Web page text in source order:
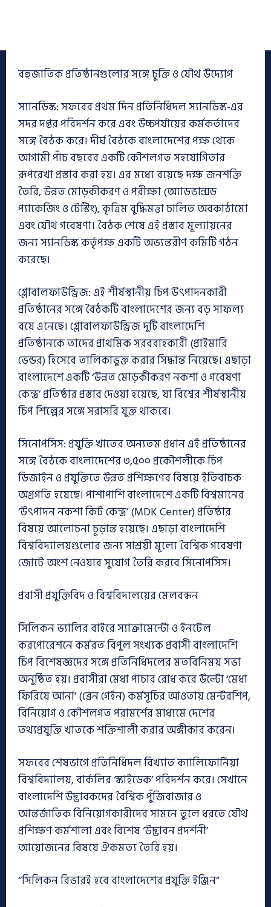
বহুজাতিক প্রতিষ্ঠানগুলোর সঙ্গে চুক্তি ও যৌথ উদ্যোগ
স্যানডিস্ক: সফরের প্রথম দিন প্রতিনিধিদল স্যানডিস্ক-এর
সদর দপ্তর পরিদর্শন করে এবং উচ্চপর্যায়ের কর্মকর্তাদের
সঙ্গে বৈঠক করে। দীর্ঘ বৈঠকে বাংলাদেশের পক্ষ থেকে
আগামী পাঁচ বছরের একটি কৌশলগত সহযোগিতার
রূপরেখা প্রস্তাব করা হয়। এর মধ্যে রয়েছে দক্ষ জনশক্তি
তৈরি, উন্নত মোড়কীকরণ ও পরীক্ষা (অ্যাডভান্সড
প্যাকেজিং ও টেস্টিং), কৃত্রিম বুদ্ধিমত্তা চালিত অবকাঠামো
এবং যৌথ গবেষণা। বৈঠক শেষে এই প্রস্তাব মূল্যায়নের
জন্য স্যানডিস্ক কর্তৃপক্ষ একটি অভ্যন্তরীণ কমিটি গঠন
করেছে।
গ্লোবালফাউন্ড্রিজ: এই শীর্ষস্থানীয় চিপ উৎপাদনকারী
প্রতিষ্ঠানের সঙ্গে বৈঠকটি বাংলাদেশের জন্য বড় সাফল্য
বয়ে এনেছে। গ্লোবালফাউন্ড্রিজ দুটি বাংলাদেশি
প্রতিষ্ঠানকে তাদের প্রাথমিক সরবরাহকারী (প্রাইমারি
ভেন্ডর) হিসেবে তালিকাভুক্ত করার সিদ্ধান্ত নিয়েছে। এছাড়া
বাংলাদেশে একটি ‘উন্নত মোড়কীকরণ নকশা ও গবেষণা
কেন্দ্র’ প্রতিষ্ঠার প্রস্তাব দেওয়া হয়েছে, যা বিশ্বের শীর্ষস্থানীয়
চিপ শিল্পের সঙ্গে সরাসরি যুক্ত থাকবে।
সিনোপসিস: প্রযুক্তি খাতের অন্যতম প্রধান এই প্রতিষ্ঠানের
সঙ্গে বৈঠকে বাংলাদেশের ৩,৫০০ প্রকৌশলীকে চিপ
ডিজাইন ও প্রযুক্তিতে উন্নত প্রশিক্ষণের বিষয়ে ইতিবাচক
অগ্রগতি হয়েছে। পাশাপাশি বাংলাদেশে একটি বিশ্বমানের
‘উৎপাদন নকশা কিট কেন্দ্র’ (MDK Center) প্রতিষ্ঠার
বিষয়ে আলোচনা চূড়ান্ত হয়েছে। এছাড়া বাংলাদেশি
বিশ্ববিদ্যালয়গুলোর জন্য সাশ্রয়ী মূল্যে বৈশ্বিক গবেষণা
জোটে অংশ নেওয়ার সুযোগ তৈরি করবে সিনোপসিস।
প্রবাসী প্রযুক্তিবিদ ও বিশ্ববিদ্যলয়ের মেলবন্ধন
সিলিকন ভ্যালির বাইরে স্যাক্রামেন্টো ও ইনটেল
করপোরেশনে কর্মরত বিপুল সংখ্যক প্রবাসী বাংলাদেশি
চিপ বিশেষজ্ঞদের সঙ্গে প্রতিনিধিদলের মতবিনিময় সভা
অনুষ্ঠিত হয়। প্রবাসীরা মেধা পাচার রোধ করে উল্টো ‘মেধা
ফিরিয়ে আনা’ (ব্রেন গেইন) কর্মসূচির আওতায় মেন্টরশিপ,
বিনিয়োগ ও কৌশলগত পরামর্শের মাধ্যমে দেশের
তথ্যপ্রযুক্তি খাতকে শক্তিশালী করার অঙ্গীকার করেন।
সফরের শেষভাগে প্রতিনিধিদল বিখ্যাত ক্যালিফোর্নিয়া
বিশ্ববিদ্যালয়, বার্কলির ‘স্কাইডেক’ পরিদর্শন করে। সেখানে
বাংলাদেশি উদ্ভাবকদের বৈশ্বিক পুঁজিবাজার ও
আন্তর্জাতিক বিনিয়োগকারীদের সামনে তুলে ধরতে যৌথ
প্রশিক্ষণ কর্মশালা এবং বিশেষ ‘উদ্ভাবন প্রদর্শনী’
আয়োজনের বিষয়ে ঐকমত্য তৈরি হয়।
“সিলিকন রিভারই হবে বাংলাদেশের প্রযুক্তি ইঞ্জিন”